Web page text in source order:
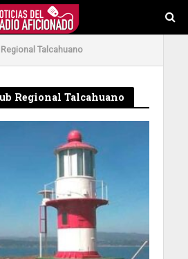
Talcahuano
Regional Talcahuano